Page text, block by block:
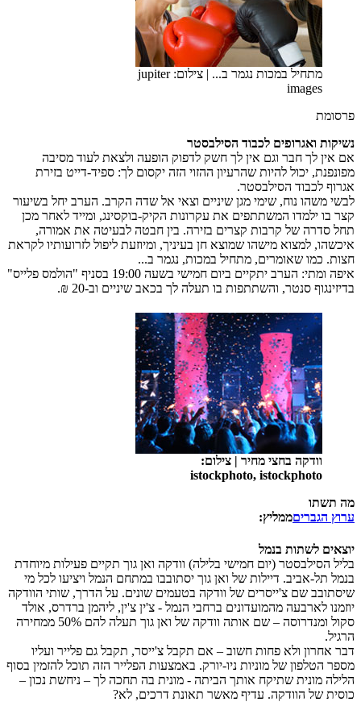
מתחיל במכות נגמר ב... |
צילום: jupiter
images
פרסומת
נשיקות ואגרופים לכבוד הסילבסטר
אם אין לך חבר וגם אין לך חשק לדפוק הופעה ולצאת לעוד מסיבה
מפונפנת, יכול להיות שהרעיון ההזוי הזה יקסום לך: ספיד-דייט בזירת
אגרוף לכבוד הסילבסטר.
לבשי משהו נוח, שימי מגן שיניים וצאי אל שדה הקרב. הערב יחל בשיעור
קצר בו ילמדו המשתתפים את עקרונות הקיק-בוקסינג, ומייד לאחר מכן
תחל סדרה של קרבות קצרים בזירה. בין חבטה לבעיטה את אמורה,
איכשהו, למצוא מישהו שמוצא חן בעיניך, ומיוזעת ליפול לזרועותיו לקראת
חצות. כמו שאומרים, מתחיל במכות, נגמר ב...
איפה ומתי: הערב יתקיים ביום חמישי בשעה 19:00 בסניף "הולמס פלייס"
בדיזינגוף סנטר, והשתתפות בו תעלה לך בכאב שיניים וב-20 ₪.
וודקה בחצי מחיר | צילום:
istockphoto, istockphoto
מה תשתו
ערוץ הגבריםממליץ:
יוצאים לשתות בנמל
בליל הסילבסטר (יום חמישי בלילה) וודקה ואן גוך תקיים פעילות מיוחדת
בנמל תל-אביב. דיילות של ואן גוך יסתובבו במתחם הנמל ויציעו לכל מי
שיסתובב שם צ'ייסרים של וודקה בטעמים שונים. על הדרך, שותי הוודקה
יוזמנו לארבעה מהמועדונים ברחבי הנמל - צ'ין צ'ין, ליהמן ברדרס, אולד
סקול ומנדרוסה – שם אותה וודקה של ואן גוך תעלה להם 50% ממחירה
הרגיל.
דבר אחרון ולא פחות חשוב – אם תקבל צ'ייסר, תקבל גם פלייר ועליו
מספר הטלפון של מוניות ניו-יורק. באמצעות הפלייר הזה תוכל להזמין בסוף
הלילה מונית שתיקח אותך הביתה - מונית בה תחכה לך – ניחשת נכון –
כוסית של הוודקה. עדיף מאשר תאונת דרכים, לא?